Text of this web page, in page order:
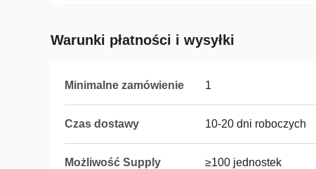
Warunki płatności i wysyłki
Minimalne zamówienie 1
Czas dostawy 10-20 dni roboczych
Możliwość Supply ≥100 jednostek